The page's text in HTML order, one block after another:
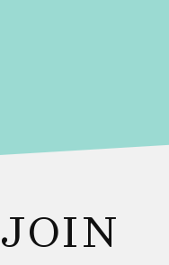
JOIN